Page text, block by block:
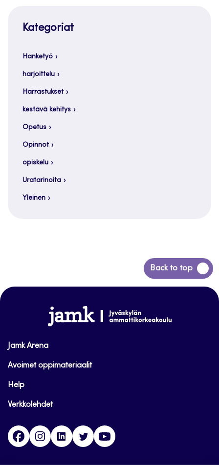
Kategoriat
Hanketyö
harjoittelu
Harrastukset
kestävä kehitys
Opetus
Opinnot
opiskelu
Uratarinoita
Yleinen
Back to top
Siirry
takaisin
www.jamk.fi
Jamk Arena
Avoimet oppimateriaalit
Help
Verkkolehdet
FacebookInstagramLinkedinTwitter